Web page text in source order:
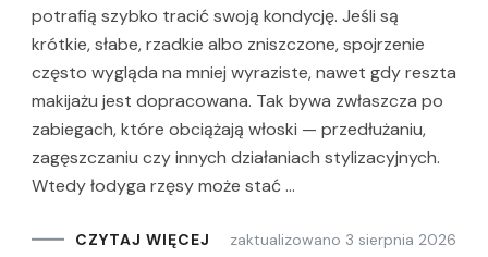
potrafią szybko tracić swoją kondycję. Jeśli są
krótkie, słabe, rzadkie albo zniszczone, spojrzenie
często wygląda na mniej wyraziste, nawet gdy reszta
makijażu jest dopracowana. Tak bywa zwłaszcza po
zabiegach, które obciążają włoski — przedłużaniu,
zagęszczaniu czy innych działaniach stylizacyjnych.
Wtedy łodyga rzęsy może stać …
CZYTAJ WIĘCEJ zaktualizowano 3 sierpnia 2026